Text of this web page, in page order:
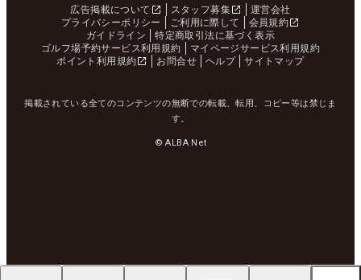
広告掲載について スタッフ募集
運営会社
プライバシーポリシー
ご利用に際して
会員規約
ガイドライン
特定商取引法に基づく表示
ゴルフ場予約サービス利用規約
マイページサービス利用規約
ポイント利用規約
お問合せ ヘルプ サイトマップ
掲載されている全てのコンテンツの無断での転載、転用、コピー等は禁じま
す。
© ALBA Net